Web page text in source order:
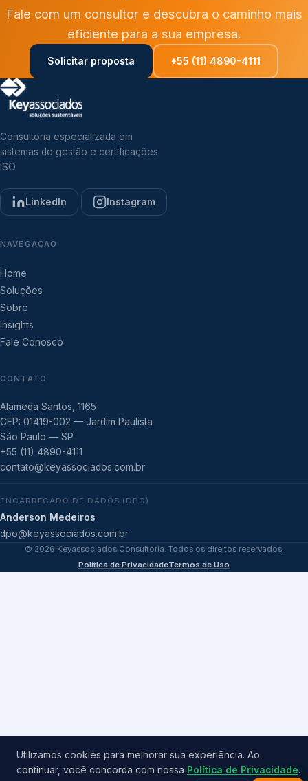
Fale com um consultor e descubra o caminho mais
eficiente para a sua empresa.
Solicitar proposta +55 (11) 4890-4111
Consultoria especializada em
sistemas de gestão e certificações
ISO.
LinkedIn Instagram
NAVEGAÇÃO
Home
Soluções
Sobre
Insights
Fale Conosco
CONTATO
Alameda Santos, 1165
CEP: 01419-002 — Jardim Paulista
São Paulo — SP
+55 (11) 4890-4111
contato@keyassociados.com.br
ENCARREGADO DE DADOS (DPO)
Anderson Medeiros
dpo@keyassociados.com.br
© 2026 Keyassociados Consultoria. Todos os direitos reservados.
Política de PrivacidadeTermos de Uso
Utilizamos cookies para melhorar sua experiência. Ao
continuar, você concorda com nossa Política de Privacidade.